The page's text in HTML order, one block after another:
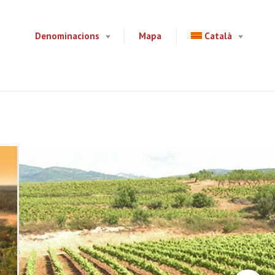
Denominacions Mapa Català